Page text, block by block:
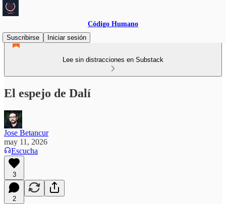
Código Humano
Suscribirse
Iniciar sesión
Lee sin distracciones en Substack
El espejo de Dalí
Jose Betancur
may 11, 2026
Escucha
3
2